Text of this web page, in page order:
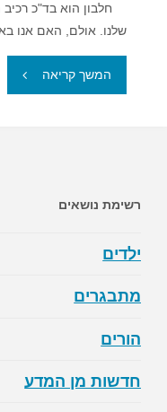
פעילות
גופנית"
חלבון הוא בד"כ רכיב
שלנו. אולם, האם אנו
המשך קריאה "כמות
רשימת נושאים
ילדים
מתבגרים
הורים
חדשות מן המדע